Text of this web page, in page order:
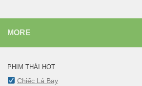
MORE
PHIM THÁI HOT
Chiếc Lá Bay